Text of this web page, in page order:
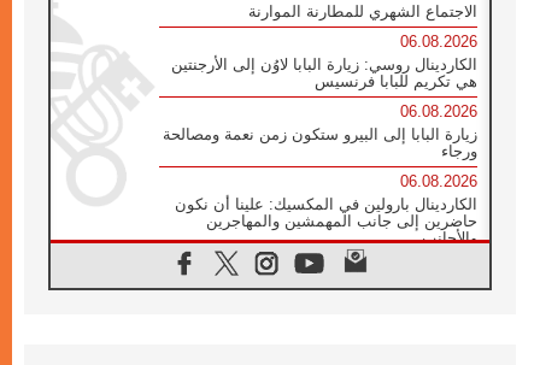
الاجتماع الشهري للمطارنة الموارنة
06.08.2026
الكاردينال روسي: زيارة البابا لاوُن إلى الأرجنتين
هي تكريم للبابا فرنسيس
06.08.2026
زيارة البابا إلى البيرو ستكون زمن نعمة ومصالحة
ورجاء
06.08.2026
الكاردينال بارولين في المكسيك: علينا أن نكون
حاضرين إلى جانب المهمشين والمهاجرين
والأجانب
البابا لاوُن الرابع عشر للشباب في أسيزي: